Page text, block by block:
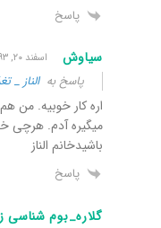
پاسخ
سیاوش اسفند ۲۰, ۱۳۹۳ ۴:۰۴ ب٫ظ
پاسخ بهالناز _
اره کار خوبیه. من
میگیره آدم. هرچی
باشیدخانم الناز
پاسخ
گلاره_بوم شناسی